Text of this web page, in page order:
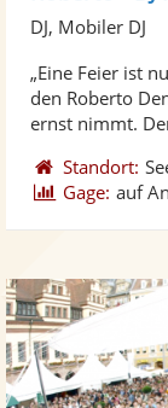
DJ, Mobiler DJ
„Eine Feier ist
den Roberto
ernst nimmt.
Standort:
Gage: auf